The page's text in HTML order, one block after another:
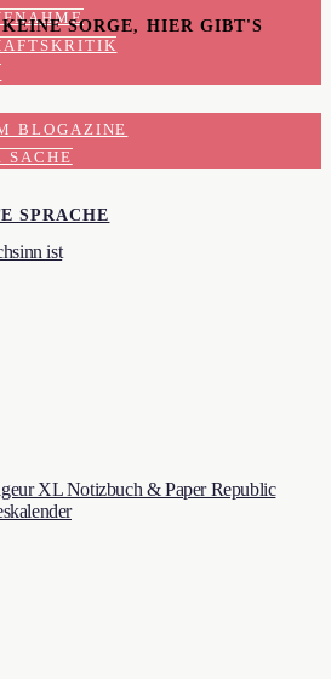
BLOGAZINE
SACHE
SORGE, HIER GIBT'S
SPRACHE
ist
XL Notizbuch & Paper Republic